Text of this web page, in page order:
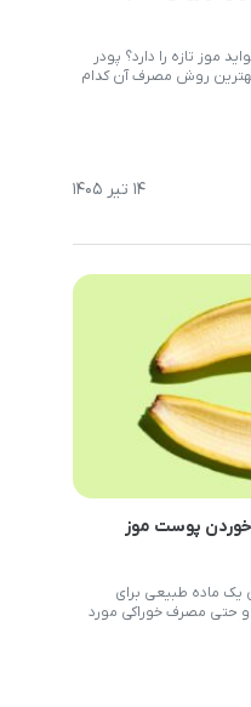
موز تازه را دارد؟ پودر
روش مصرف آن کدام
افراد امکان استفاده
14 تیر 1405
پوست موز
یک ماده طبیعی برای
و حتی مصرف خوراکی مورد
شرایط، استفاده نادرست